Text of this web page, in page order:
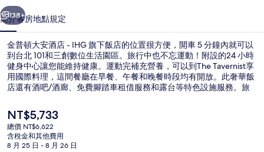
-
IHG
旗
下
飯
的
相
個 下一個
138+
簡介客房地點規定
金普頓大安酒店 - IHG 旗下飯店的位置很方便，開車 5 分鐘內就可以
到台北 101和三創數位生活園區。旅行中也不忘運動！附設的24 小時
健身中心讓您能維持健康。運動完補充營養，可以到The Tavernist享
用國際料理，這間餐廳在早餐、午餐和晚餐時段均有開放。此奢華飯
店還有酒吧/酒廊、免費腳踏車租借服務和露台等特色設施服務。旅
路就可以到捷運忠孝復興站，捷運忠孝敦化站則是走 9 分鐘可以到。
目
前
的
價
NT$5,733
總價 NT$6,622
含稅金和其他費用
8 月 25 日 - 8 月 26 日